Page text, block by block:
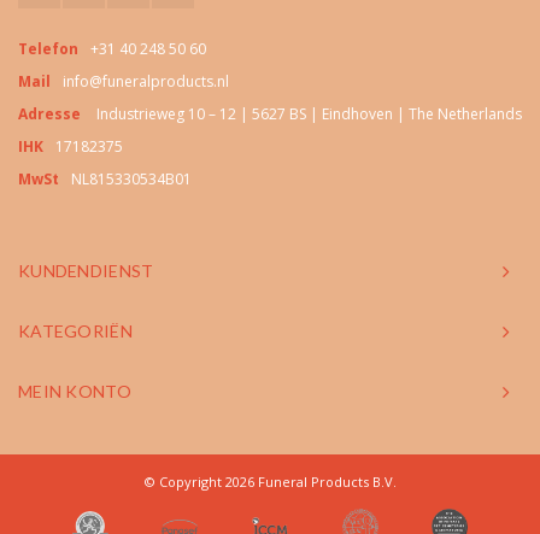
Telefon
+31 40 248 50 60
Mail
info@funeralproducts.nl
Adresse
Industrieweg 10 – 12 | 5627 BS | Eindhoven | The Netherlands
IHK
17182375
MwSt
NL815330534B01
KUNDENDIENST
KATEGORIËN
MEIN KONTO
© Copyright 2026 Funeral Products B.V.